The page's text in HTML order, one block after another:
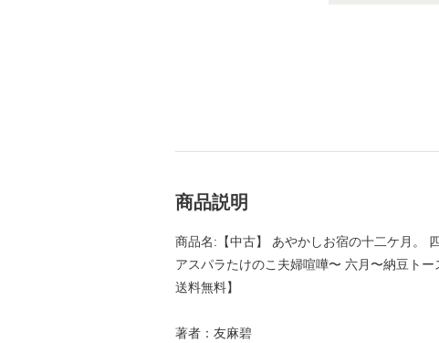
商品説明
商品名:【中古】 あやかしお宿の十二ケ月。
アスパラたけのこ夫婦喧嘩〜 六月〜納豆ト
送料無料】
著者：友麻碧